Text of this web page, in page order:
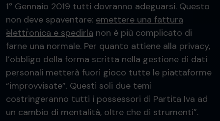
1° Gennaio 2019 tutti dovranno adeguarsi. Questo
non deve spaventare: emettere una fattura
elettronica e spedirla non è più complicato di
farne una normale. Per quanto attiene alla privacy,
l’obbligo della forma scritta nella gestione di dati
personali metterà fuori gioco tutte le piattaforme
“improvvisate”. Questi soli due temi
costringeranno tutti i possessori di Partita Iva ad
un cambio di mentalità, oltre che di strumenti”.